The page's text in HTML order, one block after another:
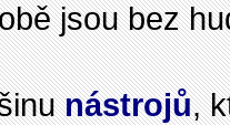
jsou bez
nástrojů,